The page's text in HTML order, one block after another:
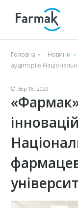
Головна - Новини
аудиторію
Вер 16, 2020